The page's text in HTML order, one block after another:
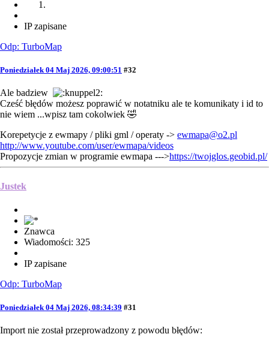
IP zapisane
Odp: TurboMap
Poniedziałek 04 Maj 2026, 09:00:51 #32
Ale badziew
Cześć błędów możesz poprawić w notatniku ale te komunikaty i id to
nie wiem ...wpisz tam cokolwiek 🤣
Korepetycje z ewmapy / pliki gml / operaty -> ewmapa@o2.pl
http://www.youtube.com/user/ewmapa/videos
Propozycje zmian w programie ewmapa --->https://twojglos.geobid.pl/
Justek
Znawca
Wiadomości: 325
IP zapisane
Odp: TurboMap
Poniedziałek 04 Maj 2026, 08:34:39 #31
Import nie został przeprowadzony z powodu błędów: